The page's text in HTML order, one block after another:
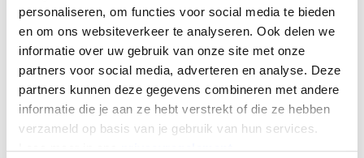
personaliseren, om functies voor social media te bieden
en om ons websiteverkeer te analyseren. Ook delen we
informatie over uw gebruik van onze site met onze
partners voor social media, adverteren en analyse. Deze
partners kunnen deze gegevens combineren met andere
informatie die je aan ze hebt verstrekt of die ze hebben
verzameld op basis van je gebruik van hun services.
Lees meer in onsprivacyregelement.
Meubelhondje MDF Kinzo 56x30 cm 150 kg
14,95Per stuk